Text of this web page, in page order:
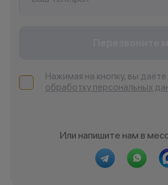
Нажимая на кнопку, вы даёте
обработку персональных
Или напишите нам в